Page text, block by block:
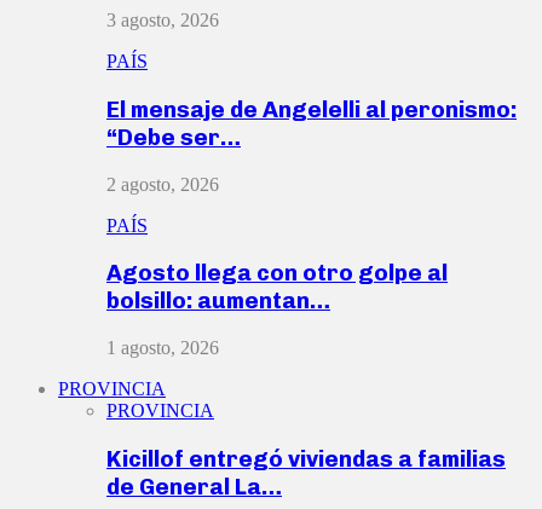
3 agosto, 2026
PAÍS
El mensaje de Angelelli al peronismo:
“Debe ser…
2 agosto, 2026
PAÍS
Agosto llega con otro golpe al
bolsillo: aumentan…
1 agosto, 2026
PROVINCIA
PROVINCIA
Kicillof entregó viviendas a familias
de General La…